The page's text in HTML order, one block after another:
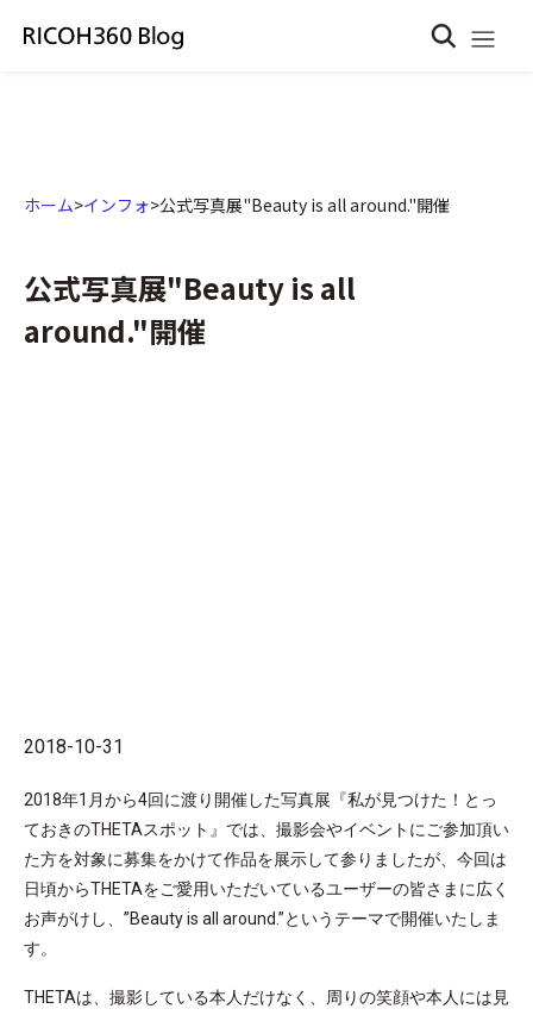
ホーム>インフォ>公式写真展"Beauty is all around."開催
公式写真展"Beauty is all
around."開催
2018-10-31
2018年1月から4回に渡り開催した写真展『私が見つけた！とっ
ておきのTHETAスポット』では、撮影会やイベントにご参加頂い
た方を対象に募集をかけて作品を展示して参りましたが、今回は
日頃からTHETAをご愛用いただいているユーザーの皆さまに広く
お声がけし、”Beauty is all around.”というテーマで開催いたしま
す。
THETAは、撮影している本人だけなく、周りの笑顔や本人には見